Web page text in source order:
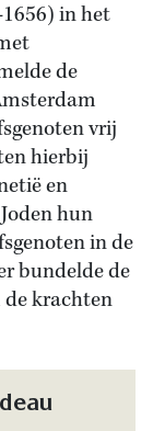
in het
de
vrij
hierbij
en
hun
in de
bundelde de
de krachten